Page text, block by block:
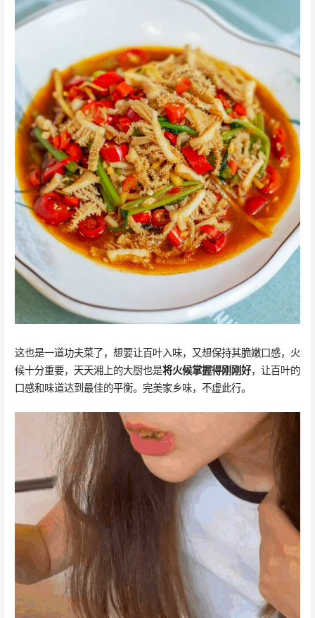
这也是一道功夫菜了，想要让百叶入味，又想保持其脆嫩口感，火
候十分重要，天天湘上的大厨也是将火候掌握得刚刚好，让百叶的
口感和味道达到最佳的平衡。完美家乡味，不虚此行。